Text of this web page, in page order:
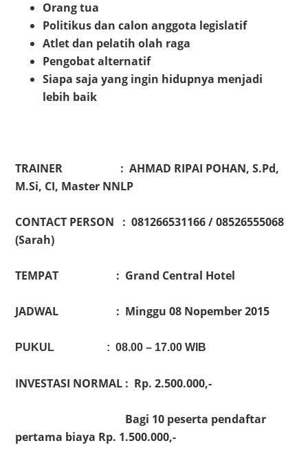
Orang tua
Politikus dan calon anggota legislatif
Atlet dan pelatih olah raga
Pengobat alternatif
Siapa saja yang ingin hidupnya menjadi
lebih baik
TRAINER : AHMAD RIPAI POHAN, S.Pd,
M.Si, CI, Master NNLP
CONTACT PERSON : 081266531166 / 08526555068
(Sarah)
TEMPAT : Grand Central Hotel
JADWAL : Minggu 08 Nopember 2015
PUKUL : 08.00 – 17.00 WIB
INVESTASI NORMAL : Rp. 2.500.000,-
Bagi 10 peserta pendaftar
pertama biaya Rp. 1.500.000,-